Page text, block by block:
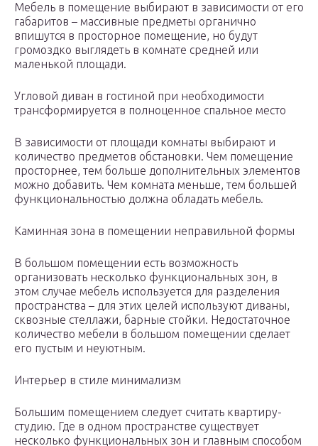
Мебель в помещение выбирают в зависимости от его
габаритов – массивные предметы органично
впишутся в просторное помещение, но будут
громоздко выглядеть в комнате средней или
маленькой площади.
Угловой диван в гостиной при необходимости
трансформируется в полноценное спальное место
В зависимости от площади комнаты выбирают и
количество предметов обстановки. Чем помещение
просторнее, тем больше дополнительных элементов
можно добавить. Чем комната меньше, тем большей
функциональностью должна обладать мебель.
Каминная зона в помещении неправильной формы
В большом помещении есть возможность
организовать несколько функциональных зон, в
этом случае мебель используется для разделения
пространства – для этих целей используют диваны,
сквозные стеллажи, барные стойки. Недостаточное
количество мебели в большом помещении сделает
его пустым и неуютным.
Интерьер в стиле минимализм
Большим помещением следует считать квартиру-
студию. Где в одном пространстве существует
несколько функциональных зон и главным способом